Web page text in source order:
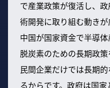
で産業政策が復活し、
術開発に取り組む動きが
中国が国家資金で半導
脱炭素のための長期政策
民間企業だけでは長期
るからです。政府は国